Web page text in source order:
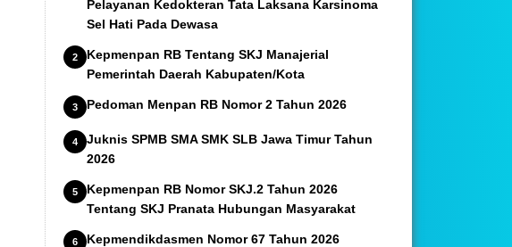
Pelayanan Kedokteran Tata Laksana Karsinoma
Sel Hati Pada Dewasa
Kepmenpan RB Tentang SKJ Manajerial
Pemerintah Daerah Kabupaten/Kota
Pedoman Menpan RB Nomor 2 Tahun 2026
Juknis SPMB SMA SMK SLB Jawa Timur Tahun
2026
Kepmenpan RB Nomor SKJ.2 Tahun 2026
Tentang SKJ Pranata Hubungan Masyarakat
Kepmendikdasmen Nomor 67 Tahun 2026